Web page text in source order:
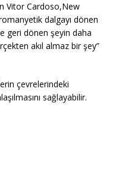
Vitor Cardoso,New
dalgayı dönen
geri dönen şeyin daha
akıl almaz bir şey”
çevrelerindeki
sağlayabilir.